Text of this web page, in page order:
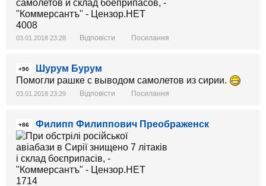
03.01.2018 23:28 Відповісти Посилання
+90
Шурум Бурум
Помогли рашке с выводом самолетов из сирии.
03.01.2018 23:29 Відповісти Посилання
+86 Филипп Филиппович Преображенск